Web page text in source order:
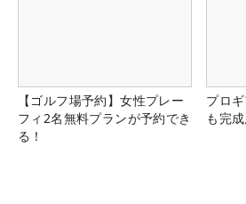
【ゴルフ場予約】女性プレー
フィ2名無料プランが予約でき
る！
プロ
も完